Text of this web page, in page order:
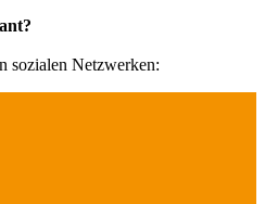
sozialen Netzwerken: